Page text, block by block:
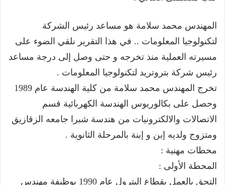
المهندس محمد سلامة هو مساعد رئيس الشركة
لتكنولوجيا المعلومات .. في هذا التقرير نلقي الضوء على
مسيرته العملية منذ تخرجه و حتى وصل إلى درجة مساعد
رئيس شركة بتروتريد لتكنولوجيا المعلومات .
تخرج المهندس محمد سلامة من كلية الهندسة عام 1989
وحصل على بكالوريوس الهندسة الكهربائية قسم
الاتصالات والالكترونيات من هندسة شبرا جامعه الزقازيق
ومتزوج ولديه إبن و إبنة بالمرحلة الثانوية .
محطات مهنية :
المحطة الأولى :
التحق بالعمل بقطاع البترول عام 1990 بوظيفة مهندس